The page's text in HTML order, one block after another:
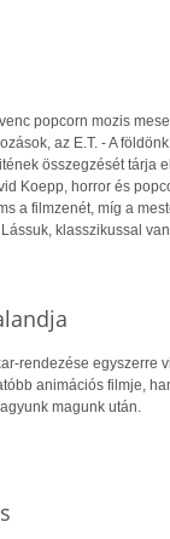
popcorn mozis
az E.T. - A
összegzését tárja
Koepp, horror és
a filmzenét, míg a
klasszikussal
rendezése egyszerre
animációs filmje,
magunk után.